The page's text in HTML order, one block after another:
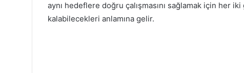
aynı hedeflere doğru çalışmasını sağlamak için her
kalabilecekleri anlamına gelir.